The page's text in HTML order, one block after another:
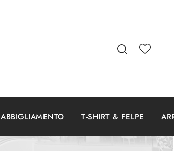
ABBIGLIAMENTO T-SHIRT & FELPE